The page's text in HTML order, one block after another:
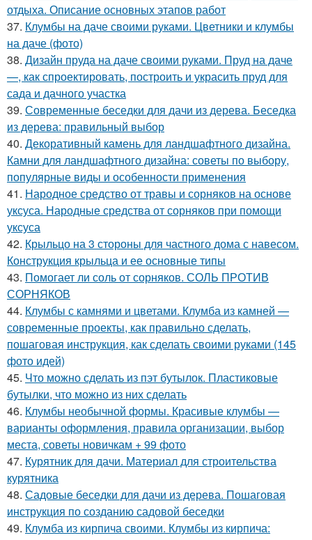
отдыха. Описание основных этапов работ
37. Клумбы на даче своими руками. Цветники и клумбы
на даче (фото)
38. Дизайн пруда на даче своими руками. Пруд на даче
—, как спроектировать, построить и украсить пруд для
сада и дачного участка
39. Современные беседки для дачи из дерева. Беседка
из дерева: правильный выбор
40. Декоративный камень для ландшафтного дизайна.
Камни для ландшафтного дизайна: советы по выбору,
популярные виды и особенности применения
41. Народное средство от травы и сорняков на основе
уксуса. Народные средства от сорняков при помощи
уксуса
42. Крыльцо на 3 стороны для частного дома с навесом.
Конструкция крыльца и ее основные типы
43. Помогает ли соль от сорняков. СОЛЬ ПРОТИВ
СОРНЯКОВ
44. Клумбы с камнями и цветами. Клумба из камней —
современные проекты, как правильно сделать,
пошаговая инструкция, как сделать своими руками (145
фото идей)
45. Что можно сделать из пэт бутылок. Пластиковые
бутылки, что можно из них сделать
46. Клумбы необычной формы. Красивые клумбы —
варианты оформления, правила организации, выбор
места, советы новичкам + 99 фото
47. Курятник для дачи. Материал для строительства
курятника
48. Садовые беседки для дачи из дерева. Пошаговая
инструкция по созданию садовой беседки
49. Клумба из кирпича своими. Клумбы из кирпича: